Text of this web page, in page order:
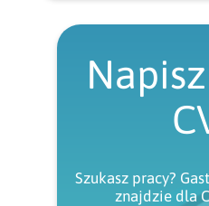
Szukasz pracy?
znajdzie dla